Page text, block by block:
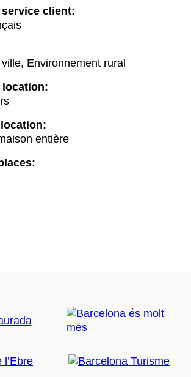
client:
Environnement rural
location:
entière